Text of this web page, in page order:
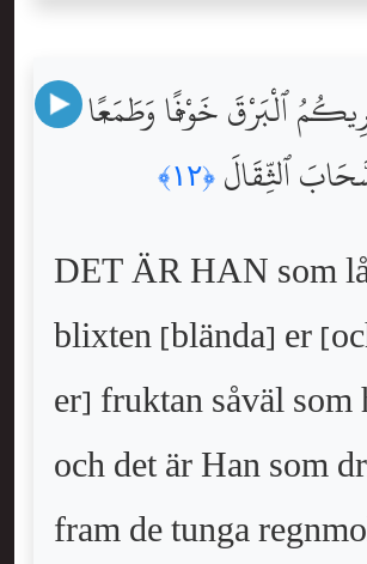
ٱلْبَرْقَ خَوْفًۭا وَطَمَعًۭا
ٱلثِّقَالَ ﴿١٢﴾
DET ÄR HAN som
blixten [blända] er
er] fruktan såväl som
och det är Han som
fram de tunga